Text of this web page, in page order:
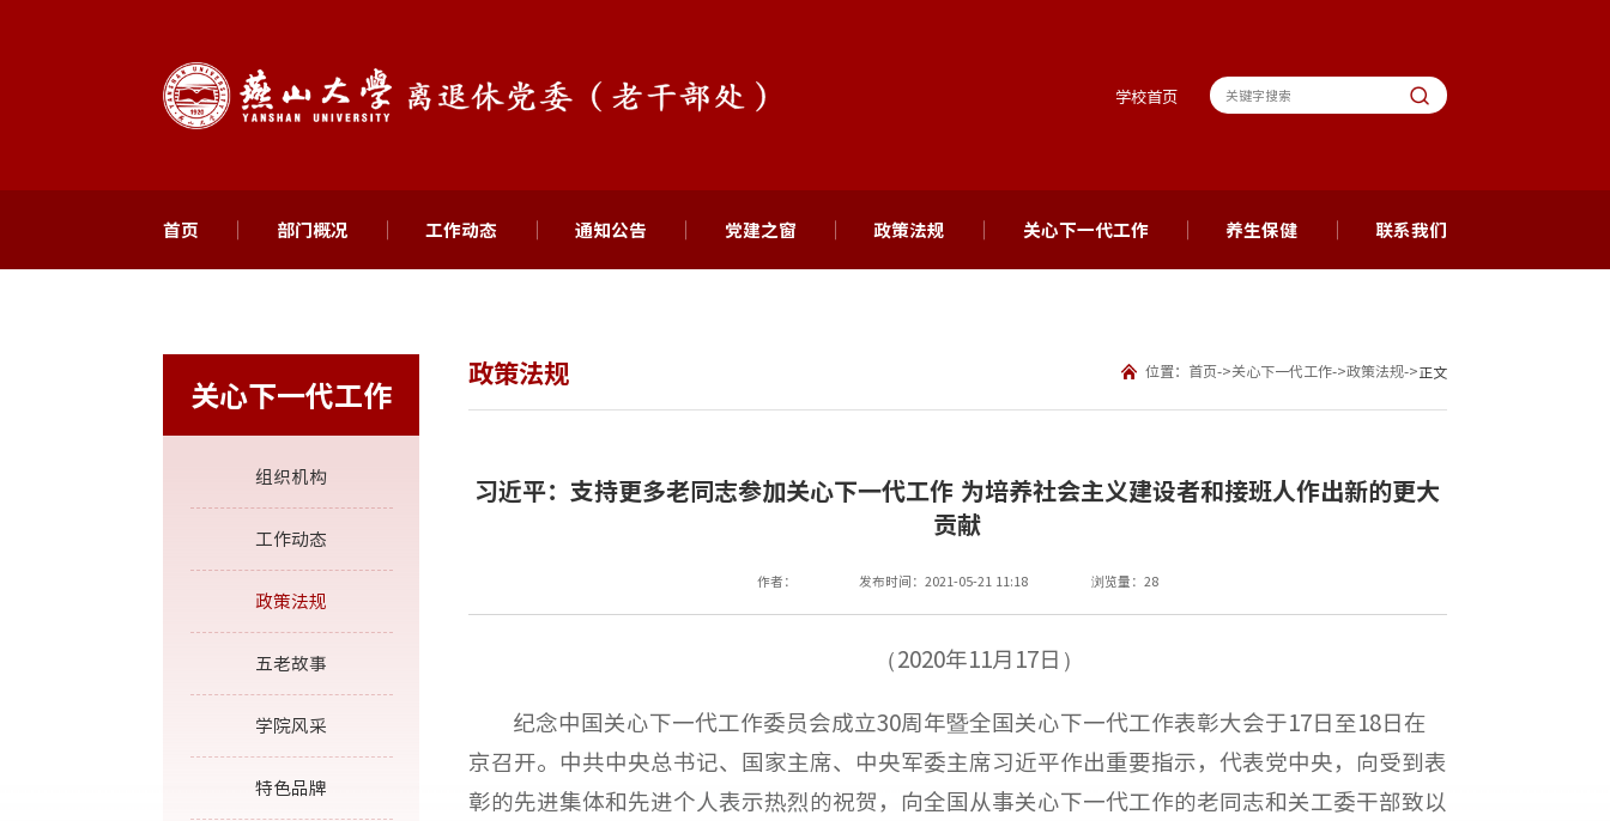
学校首页
首页 部门概况 工作动态 通知公告 党建之窗 政策法规 关心下一代工作 养生保健 联系我们
关心下一代工作
组织机构
工作动态
政策法规
五老故事
学院风采
特色品牌
政策法规 位置： 首页->关心下一代工作->政策法规->正文
习近平：支持更多老同志参加关心下一代工作 为培养社会主义建设者和接班人作出新的更大
贡献
作者： 发布时间：2021-05-21 11:18 浏览量： 28
（2020年11月17日）
纪念中国关心下一代工作委员会成立30周年暨全国关心下一代工作表彰大会于17日至18日在
京召开。中共中央总书记、国家主席、中央军委主席习近平作出重要指示，代表党中央，向受到表
彰的先进集体和先进个人表示热烈的祝贺，向全国从事关心下一代工作的老同志和关工委干部致以